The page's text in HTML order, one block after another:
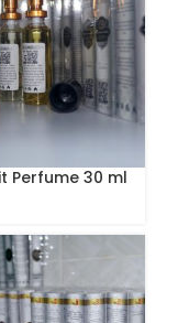
Perfume 30 ml